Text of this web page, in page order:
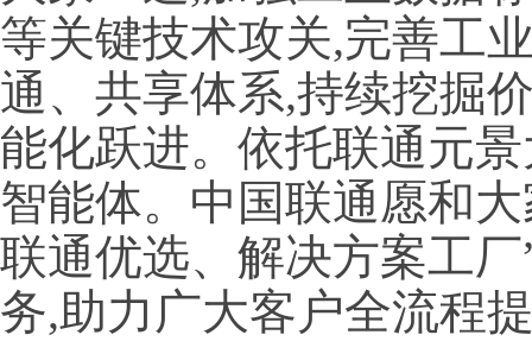
等关键技术攻关,完善工
通、共享体系,持续挖掘
能化跃进。依托联通元
智能体。中国联通愿和
联通优选、解决方案工
务,助力广大客户全流程